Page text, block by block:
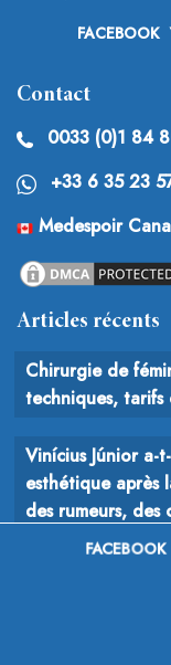
FACEBOOK
Contact
0033 (0)1 84
+33 6 35 23
Medespoir
Articles récents
Chirurgie de
techniques, tarifs
Vinícius Júnior
esthétique après
des rumeurs, des
interventionsFACEBOOK